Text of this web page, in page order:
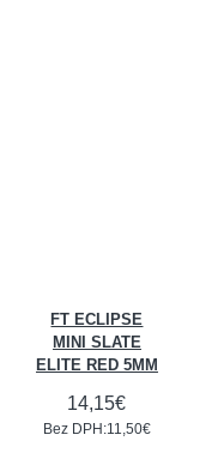
FT ECLIPSE
MINI SLATE
ELITE RED 5MM
14,15€
Bez DPH:11,50€